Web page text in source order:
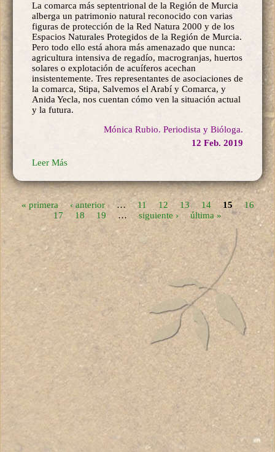
La comarca más septentrional de la Región de Murcia
alberga un patrimonio natural reconocido con varias
figuras de protección de la Red Natura 2000 y de los
Espacios Naturales Protegidos de la Región de Murcia.
Pero todo ello está ahora más amenazado que nunca:
agricultura intensiva de regadío, macrogranjas, huertos
solares o explotación de acuíferos acechan
insistentemente. Tres representantes de asociaciones de
la comarca, Stipa, Salvemos el Arabí y Comarca, y
Anida Yecla, nos cuentan cómo ven la situación actual
y la futura.
Mónica Rubio. Periodista y Bióloga.
12 Feb. 2019
Leer Más
« primera ‹ anterior … 11 12 13 14 15
16
17
18 19 … siguiente › última »